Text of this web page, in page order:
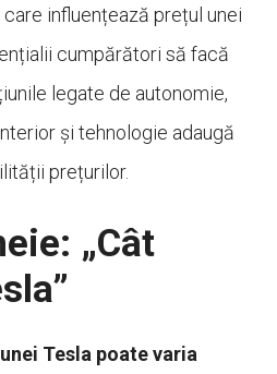
influențează prețul unei
cumpărători să facă
legate de autonomie,
și tehnologie adaugă
prețurilor.
„Cât
Tesla poate varia